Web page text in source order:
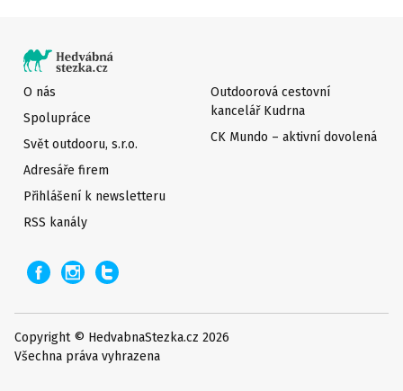
O nás
Spolupráce
Svět outdooru, s.r.o.
Adresáře firem
Přihlášení k newsletteru
Outdoorová cestovní
kancelář Kudrna
CK Mundo – aktivní dovolená
RSS kanály
Copyright © HedvabnaStezka.cz 2026
Všechna práva vyhrazena